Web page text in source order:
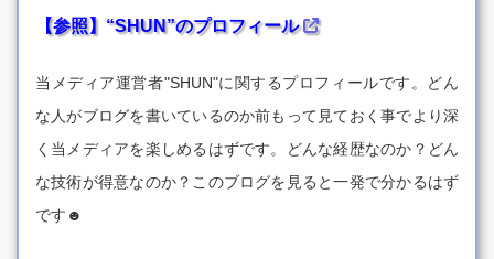
【参照】“SHUN”のプロフィール
当メディア運営者"SHUN"に関するプロフィールです。どん
な人がブログを書いているのか前もって見ておく事でより深
く当メディアを楽しめるはずです。どんな経歴なのか？どん
な技術が得意なのか？このブログを見ると一発で分かるはず
です☻